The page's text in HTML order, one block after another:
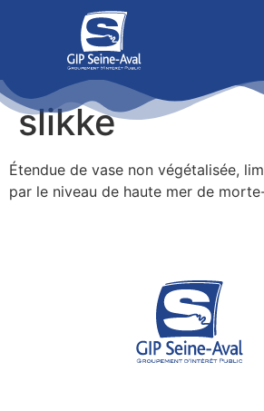
slikke
Étendue de vase non végétalisée,
par le niveau de haute mer de